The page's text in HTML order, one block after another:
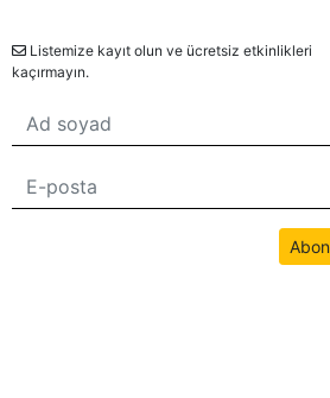
Utku S.
Umut Hoca ile çalıştım. Türkçe
çalışmaya devam ettim.
Düzenli bir şekilde ders almak
hayatında bir engel olmaktan
Listemize kayıt olun ve ücretsiz etkinlikleri
kaçırmayın.